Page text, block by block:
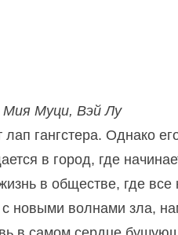
Мия Муци, Вэй Лу
гангстера. Однако
в город, где
в обществе, где все
с новыми волнами зла,